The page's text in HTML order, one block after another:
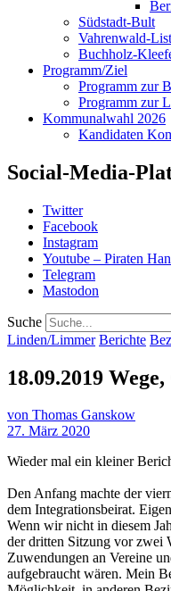
Südstadt-Bult
Vahrenwald-List
Buchholz-
Programm/Ziel
Programm zur
Programm zur
Kommunalwahl 2026
Kandidaten
Social-Media-
Twitter
Facebook
Instagram
Youtube – Piraten
Telegram
Mastodon
Suche
Linden/Limmer Berichte
18.09.2019
von Thomas Ganskow
27. März 2020
Wieder mal ein kleiner
Den Anfang machte der
dem Integrationsbeirat.
Wenn wir nicht in diesem
der dritten Sitzung vor zwei
Zuwendungen an Vereine
aufgebraucht wären. Mein